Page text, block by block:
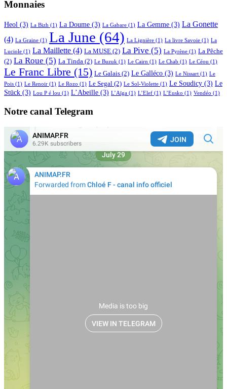
Monnaies
Heol (3) La Bizh (1) La Doume (3) La Gabare (1) La Gemme (3) La Gonette
(4) La Graine (1) La June (64) La Lignière (1) La livre Savoie (1) La
Luciole (1) La Maillette (4) La MUSE (2) La Pive (5) La Pyrène (1) La Pêche
(2) La Roue (5) La Tinda (2) Le Buzuk (1) Le Cairn (1) Le Chab (1) Le Céou (1)
Le Franc Libre (15) Le Galais (2) Le Galléco (3) Le Nissart (1) Le
Pois (1) Le Renoir (1) Le Rozo (1) Le Segal (2) Le Sol-Violette (1) Le Soudicy (3) Le
Stück (3) Lou P é lou (1) L’Abeille (3) L’Aïga (1) L’Elef (1) L’Eusko (1) Vendéo (1)
Notre canal Telegram